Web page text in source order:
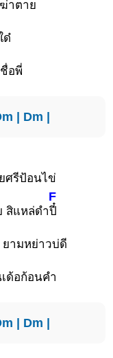
าตาย
ด๋
อพี่
| Dm |
ศรีป้อนไข่
สิแหล่ดำ
F
ปี๋
ยามหย่าวบ่ดี
ด้อก้อนคำ
| Dm |